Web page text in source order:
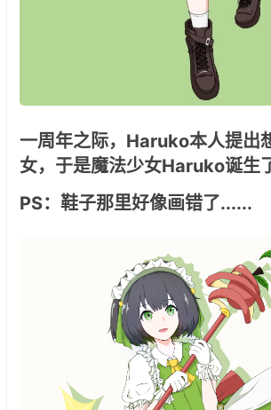
一周年之际，Haruko本人提出
女，于是魔法少女Haruko诞生
PS：鞋子那里好像画错了......